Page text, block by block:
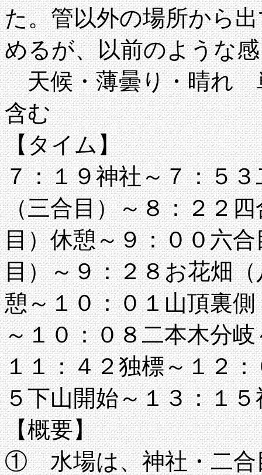
た。管以外の場所から
めるが、以前のような
天候・薄曇り・晴れ
含む
【タイム】
７：１９神社～７：５
（三合目）～８：２２
目）休憩～９：００六
目）～９：２８お花畑
憩～１０：０１山頂裏
～１０：０８二本木分
１１：４２独標～１２
５下山開始～１３：１５
【概要】
① 水場は、神社・二合